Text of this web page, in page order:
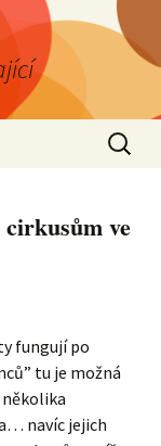
ve
fungují po
tu je možná
navíc jejich